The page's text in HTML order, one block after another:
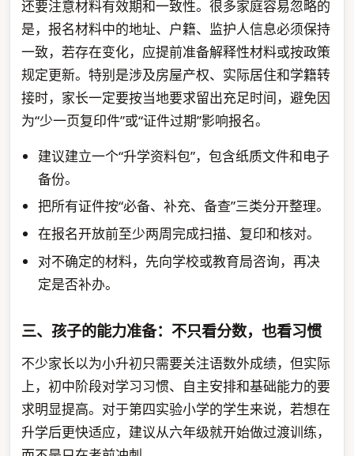
还要注意材料有效期和一致性。很多家庭容易忽略的
是，报名材料中的地址、户籍、监护人信息必须保持
一致，若存在变化，应提前准备解释性材料或按政策
规定更新。特别是涉及房屋产权、实际居住和学籍转
接时，家长一定要按当地要求留出充足时间，避免因
为“少一页复印件”或“证件过期”影响报名。
建议建立一个“升学资料包”，包含纸质文件和电子
备份。
把所有证件按“必备、补充、备查”三类分开整理。
在报名开放前至少两周完成扫描、复印和核对。
对不确定的材料，先向学校或教育局咨询，再决
定是否补办。
三、孩子的能力准备：不只看分数，也看习惯
不少家长以为小升初只需要关注语数外成绩，但实际
上，初中阶段对学习习惯、自主安排和基础能力的要
求明显提高。对于第四实验小学的学生来说，若想在
升学后更快适应，建议从六年级就开始做过渡训练，